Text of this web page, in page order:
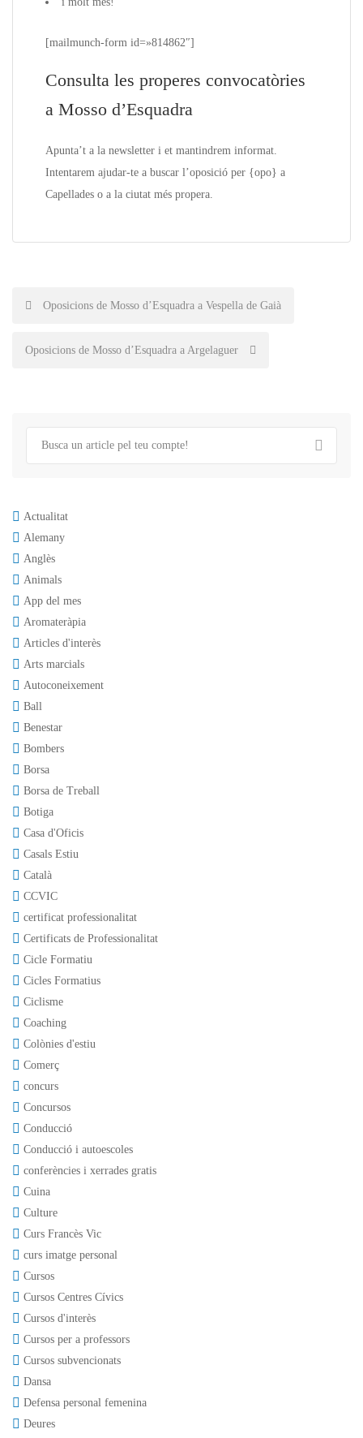
[mailmunch-form id=»814862″]
Consulta les properes convocatòries
a Mosso d’Esquadra
Apunta’t a la newsletter i et mantindrem informat.
Intentarem ajudar-te a buscar l’oposició per {opo} a
Capellades o a la ciutat més propera.
Post
navigation
Oposicions de Mosso d’Esquadra a Vespella de Gaià
Oposicions de Mosso d’Esquadra a Argelaguer
Actualitat
Alemany
Anglès
Animals
App del mes
Aromateràpia
Articles d'interès
Arts marcials
Autoconeixement
Ball
Benestar
Bombers
Borsa
Borsa de Treball
Botiga
Casa d'Oficis
Casals Estiu
Català
CCVIC
certificat professionalitat
Certificats de Professionalitat
Cicle Formatiu
Cicles Formatius
Ciclisme
Coaching
Colònies d'estiu
Comerç
concurs
Concursos
Conducció
Conducció i autoescoles
conferències i xerrades gratis
Cuina
Culture
Curs Francès Vic
curs imatge personal
Cursos
Cursos Centres Cívics
Cursos d'interès
Cursos per a professors
Cursos subvencionats
Dansa
Defensa personal femenina
Deures